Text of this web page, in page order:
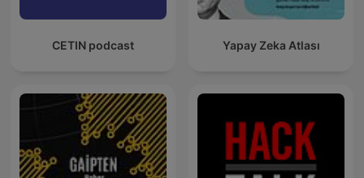
CETIN podcast Yapay Zeka Atlası